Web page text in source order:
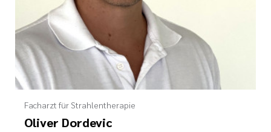
Facharzt für Strahlentherapie
Oliver Dordevic